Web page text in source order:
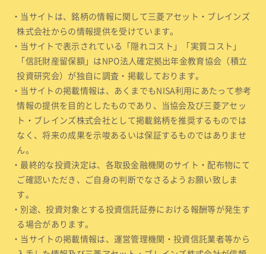
・当サイトは、銘柄の情報に関して三菱アセット・ブレインズ
株式会社からの情報提供を受けています。
・当サイトで表示されている「隠れコスト」「実質コスト」
「信託財産留保額」はNPO法人確定拠出年金教育協会（積立
投資研究会）が独自に調査・掲載しております。
・当サイトの掲載情報は、あくまでもNISA利用にあたって参考
情報の提供を目的としたものであり、当協会及び三菱アセッ
ト・ブレインズ株式会社として掲載銘柄を推奨するものでは
なく、将来の成果を示唆あるいは保証するものではありませ
ん。
・最終的な投資決定は、各取扱金融機関のサイト・配布物にて
ご確認いただき、ご自身の判断でなさるようお願い致しま
す。
・別途、投資対象とする投資信託証券における報酬等が発生す
る場合があります。
・当サイトの掲載情報は、運営管理機関・投資信託業者等から